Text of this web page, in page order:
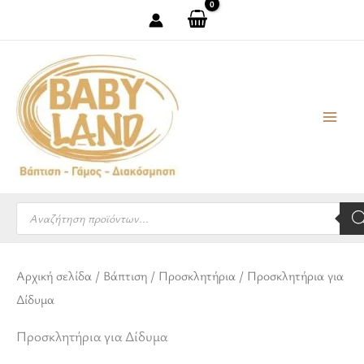
περιεχόμενο
Products
search
Αρχική σελίδα / Βάπτιση / Προσκλητήρια / Προσκλητήρια για
Δίδυμα
Προσκλητήρια για Δίδυμα